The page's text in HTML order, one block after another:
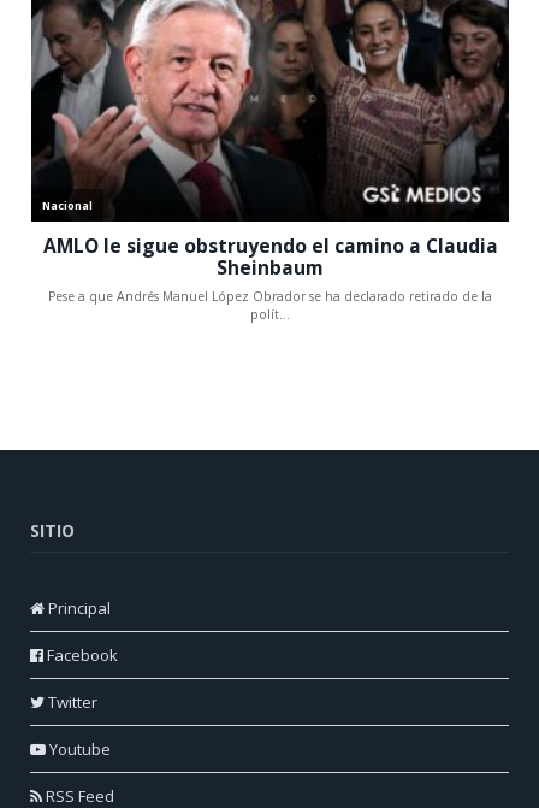
SITIO
Principal
Facebook
Twitter
Youtube
RSS Feed